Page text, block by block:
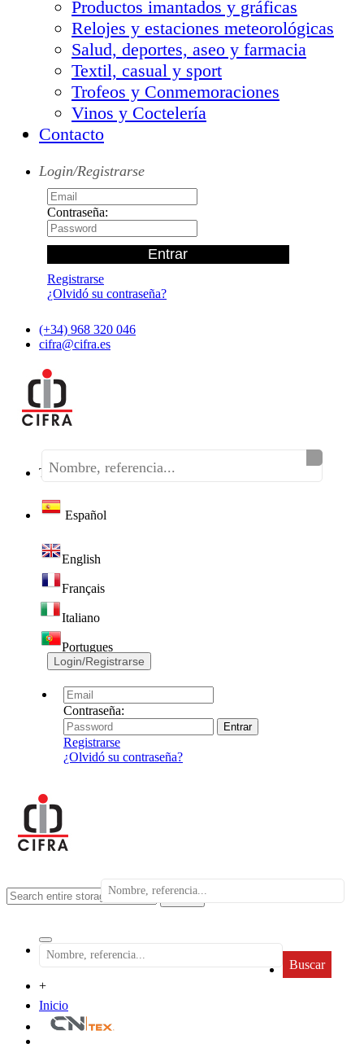
Productos imantados y gráficas
Relojes y estaciones meteorológicas
Salud, deportes, aseo y farmacia
Textil, casual y sport
Trofeos y Conmemoraciones
Vinos y Coctelería
Contacto
Login/Registrarse
Contraseña:
Registrarse
¿Olvidó su contraseña?
(+34) 968 320 046
cifra@cifra.es
Teléfono:(+34) 968 320 046
Español
English
Français
Italiano
Portugues
Login/Registrarse
Contraseña:
Registrarse
¿Olvidó su contraseña?
search
Buscar
+
Inicio